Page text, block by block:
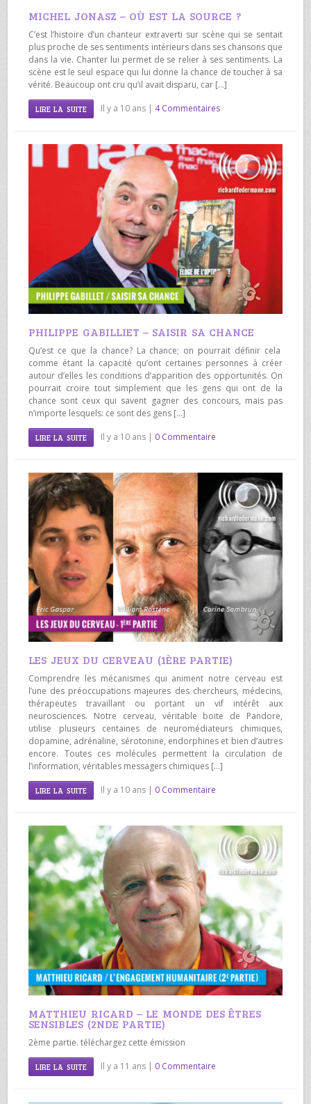
MICHEL JONASZ – OÙ EST LA SOURCE ?
C’est l’histoire d’un chanteur extraverti sur scène qui se sentait
plus proche de ses sentiments intérieurs dans ses chansons que
dans la vie. Chanter lui permet de se relier à ses sentiments. La
scène est le seul espace qui lui donne la chance de toucher à sa
vérité. Beaucoup ont cru qu’il avait disparu, car […]
LIRE LA SUITE Il y a 10 ans | 4 Commentaires
PHILIPPE GABILLIET – SAISIR SA CHANCE
Qu’est ce que la chance? La chance; on pourrait définir cela
comme étant la capacité qu’ont certaines personnes à créer
autour d’elles les conditions d’apparition des opportunités. On
pourrait croire tout simplement que les gens qui ont de la
chance sont ceux qui savent gagner des concours, mais pas
n’importe lesquels: ce sont des gens […]
LIRE LA SUITE Il y a 10 ans | 0 Commentaire
LES JEUX DU CERVEAU (1ÈRE PARTIE)
Comprendre les mécanismes qui animent notre cerveau est
l’une des préoccupations majeures des chercheurs, médecins,
thérapeutes travaillant ou portant un vif intérêt aux
neurosciences. Notre cerveau, véritable boite de Pandore,
utilise plusieurs centaines de neuromédiateurs chimiques,
dopamine, adrénaline, sérotonine, endorphines et bien d’autres
encore. Toutes ces molécules permettent la circulation de
l’information, véritables messagers chimiques […]
LIRE LA SUITE Il y a 10 ans | 0 Commentaire
MATTHIEU RICARD – LE MONDE DES ÊTRES
SENSIBLES (2NDE PARTIE)
2ème partie. téléchargez cette émission
LIRE LA SUITE Il y a 11 ans | 0 Commentaire